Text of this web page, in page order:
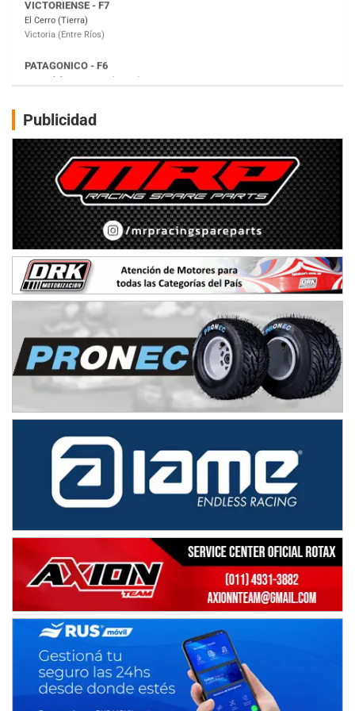
Moto Club Reginense (Tierra)
Gral. E. Godoy (Río Negro)
Juventud Unida (Tierra)
NORESTE SANTAFESINO - F6
Ciudad de Avellaneda (Asfalto)
Avellaneda (Santa Fe)
SUR SANTAFESINO - F4
José Samuel Sánchez (Tierra)
Rufino (Santa Fe)
TUCUMANO - F5
Juan Navarro (Asfalto)
El Timbó (Tucumán)
COBERTURA ESPECIAL DE E-KART.COM.AR
08/09-AGO
IAME SERIES ARGENTINA 6
Ramiro Tot (Asfalto)
Baradero (Buenos Aires)
Ciudad de Trenque Lauquen (Asfalto)
ENTRERRIANO - F6 (POSTERGADA)
Parque de la Velocidad (Asfalto)
Villaguay (Entre Ríos)
El Cerro (Tierra)
Victoria (Entre Ríos)
PATAGONICO - F6
Moto Club Reginense (Tierra)
CSK - F7
Juventud Unida (Tierra)
Humboldt (Santa Fe)
NORESTE SANTAFESINO - F6
Publicidad